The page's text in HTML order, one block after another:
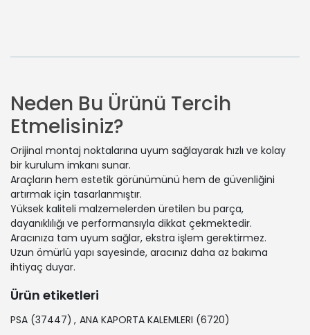
Neden Bu Ürünü Tercih
Etmelisiniz?
Orijinal montaj noktalarına uyum sağlayarak hızlı ve kolay
bir kurulum imkanı sunar.
Araçların hem estetik görünümünü hem de güvenliğini
artırmak için tasarlanmıştır.
Yüksek kaliteli malzemelerden üretilen bu parça,
dayanıklılığı ve performansıyla dikkat çekmektedir.
Aracınıza tam uyum sağlar, ekstra işlem gerektirmez.
Uzun ömürlü yapı sayesinde, aracınız daha az bakıma
ihtiyaç duyar.
Ürün etiketleri
PSA (37447) , ANA KAPORTA KALEMLERI (6720)